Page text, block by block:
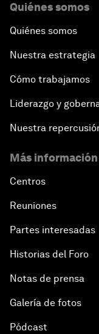
Quiénes somos
Quiénes somos
Nuestra estrategia
Cómo trabajamos
Liderazgo y
Nuestra
Más
Centros
Reuniones
Partes interesadas
Historias del Foro
Notas de prensa
Galería de fotos
Pódcast